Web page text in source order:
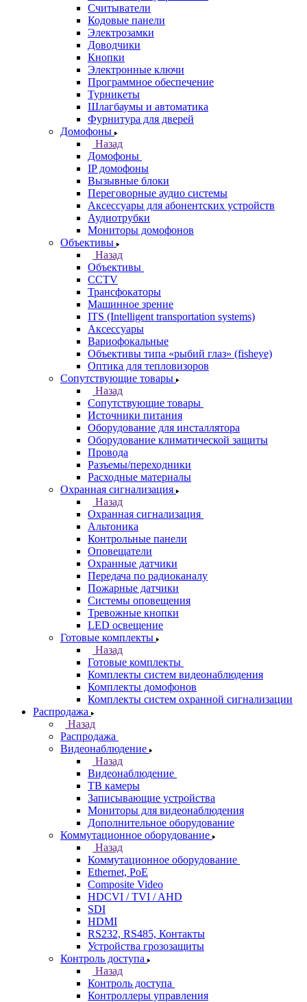
Считыватели
Кодовые панели
Электрозамки
Доводчики
Кнопки
Электронные ключи
Программное обеспечение
Турникеты
Шлагбаумы и автоматика
Фурнитура для дверей
Домофоны
Назад
Домофоны
IP домофоны
Вызывные блоки
Переговорные аудио системы
Аксессуары для абонентских устройств
Аудиотрубки
Мониторы домофонов
Объективы
Назад
Объективы
CCTV
Трансфокаторы
Машинное зрение
ITS (Intelligent transportation systems)
Аксессуары
Вариофокальные
Объективы типа «рыбий глаз» (fisheye)
Оптика для тепловизоров
Сопутствующие товары
Назад
Сопутствующие товары
Источники питания
Оборудование для инсталлятора
Оборудование климатической защиты
Провода
Разъемы/переходники
Расходные материалы
Охранная сигнализация
Назад
Охранная сигнализация
Альтоника
Контрольные панели
Оповещатели
Охранные датчики
Передача по радиоканалу
Пожарные датчики
Системы оповещения
Тревожные кнопки
LED освещение
Готовые комплекты
Назад
Готовые комплекты
Комплекты систем видеонаблюдения
Комплекты домофонов
Комплекты систем охранной сигнализации
Распродажа
Назад
Распродажа
Видеонаблюдение
Назад
Видеонаблюдение
ТВ камеры
Записывающие устройства
Мониторы для видеонаблюдения
Дополнительное оборудование
Коммутационное оборудование
Назад
Коммутационное оборудование
Ethernet, PoE
Composite Video
HDCVI / TVI / AHD
SDI
HDMI
RS232, RS485, Контакты
Устройства грозозащиты
Контроль доступа
Назад
Контроль доступа
Контроллеры управления